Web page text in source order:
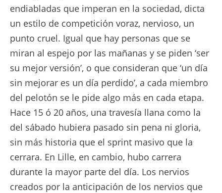
endiabladas que imperan en la sociedad, dicta
un estilo de competición voraz, nervioso, un
punto cruel. Igual que hay personas que se
miran al espejo por las mañanas y se piden ‘ser
su mejor versión’, o que consideran que ‘un día
sin mejorar es un día perdido’, a cada miembro
del pelotón se le pide algo más en cada etapa.
Hace 15 ó 20 años, una travesía llana como la
del sábado hubiera pasado sin pena ni gloria,
sin más historia que el sprint masivo que la
cerrara. En Lille, en cambio, hubo carrera
durante la mayor parte del día. Los nervios
creados por la anticipación de los nervios que